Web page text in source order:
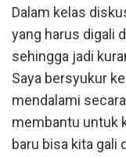
Dalam kelas
yang harus digali
sehingga jadi
Saya bersyukur
mendalami
membantu untuk
baru bisa kita gali